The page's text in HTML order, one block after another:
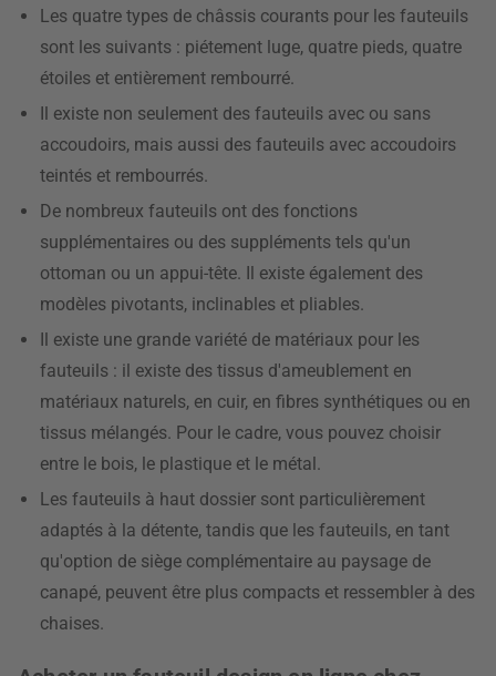
Les quatre types de châssis courants pour les fauteuils
sont les suivants : piétement luge, quatre pieds, quatre
étoiles et entièrement rembourré.
Il existe non seulement des fauteuils avec ou sans
accoudoirs, mais aussi des fauteuils avec accoudoirs
teintés et rembourrés.
De nombreux fauteuils ont des fonctions
supplémentaires ou des suppléments tels qu'un
ottoman ou un appui-tête. Il existe également des
modèles pivotants, inclinables et pliables.
Il existe une grande variété de matériaux pour les
fauteuils : il existe des tissus d'ameublement en
matériaux naturels, en cuir, en fibres synthétiques ou en
tissus mélangés. Pour le cadre, vous pouvez choisir
entre le bois, le plastique et le métal.
Les fauteuils à haut dossier sont particulièrement
adaptés à la détente, tandis que les fauteuils, en tant
qu'option de siège complémentaire au paysage de
canapé, peuvent être plus compacts et ressembler à des
chaises.